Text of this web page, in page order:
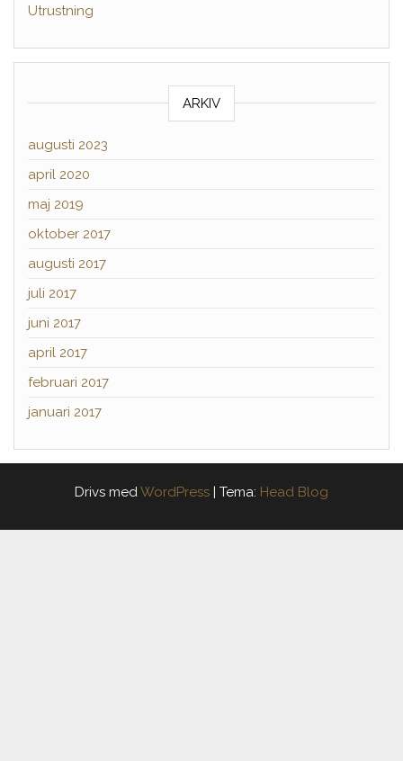
Utrustning
ARKIV
augusti 2023
april 2020
maj 2019
oktober 2017
augusti 2017
juli 2017
juni 2017
april 2017
februari 2017
januari 2017
Drivs medWordPress | Tema: Head Blog